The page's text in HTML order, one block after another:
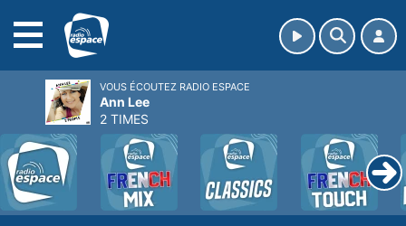
VOUS ÉCOUTEZ RADIO ESPACE
Ann Lee
2 TIMES